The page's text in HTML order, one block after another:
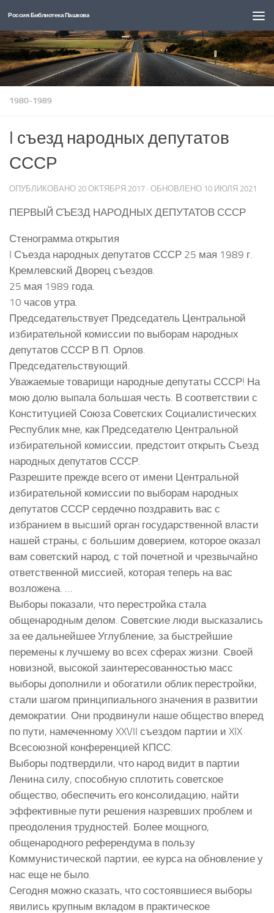
Перейти к содержимому
Россия: Библиотека Пашкова
1980-1989
I съезд народных депутатов
СССР
ОПУБЛИКОВАНО 20 ОКТЯБРЯ 2017 · ОБНОВЛЕНО 10 ИЮЛЯ 2021
ПЕРВЫЙ СЪЕЗД НАРОДНЫХ ДЕПУТАТОВ СССР
Стенограмма открытия
I Съезда народных депутатов СССР 25 мая 1989 г.
Кремлевский Дворец съездов.
25 мая 1989 года.
10 часов утра.
Председательствует Председатель Центральной
избирательной комиссии по выборам народных
депутатов СССР В.П. Орлов.
Председательствующий.
Уважаемые товарищи народные депутаты СССР! На
мою долю выпала большая честь. В соответствии с
Конституцией Союза Советских Социалистических
Республик мне, как Председателю Центральной
избирательной комиссии, предстоит открыть Съезд
народных депутатов СССР.
Разрешите прежде всего от имени Центральной
избирательной комиссии по выборам народных
депутатов СССР сердечно поздравить вас с
избранием в высший орган государственной власти
нашей страны, с большим доверием, которое оказал
вам советский народ, с той почетной и чрезвычайно
ответственной миссией, которая теперь на вас
возложена. …
Выборы показали, что перестройка стала
общенародным делом. Советские люди высказались
за ее дальнейшее Углубление, за быстрейшие
перемены к лучшему во всех сферах жизни. Своей
новизной, высокой заинтересованностью масс
выборы дополнили и обогатили облик перестройки,
стали шагом принципиального значения в развитии
демократии. Они продвинули наше общество вперед
по пути, намеченному XXVII съездом партии и XIX
Всесоюзной конференцией КПСС.
Выборы подтвердили, что народ видит в партии
Ленина силу, способную сплотить советское
общество, обеспечить его консолидацию, найти
эффективные пути решения назревших проблем и
преодоления трудностей. Более мощного,
общенародного референдума в пользу
Коммунистической партии, ее курса на обновление у
нас еще не было.
Сегодня можно сказать, что состоявшиеся выборы
явились крупным вкладом в практическое